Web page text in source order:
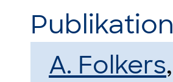
A. Folkers,